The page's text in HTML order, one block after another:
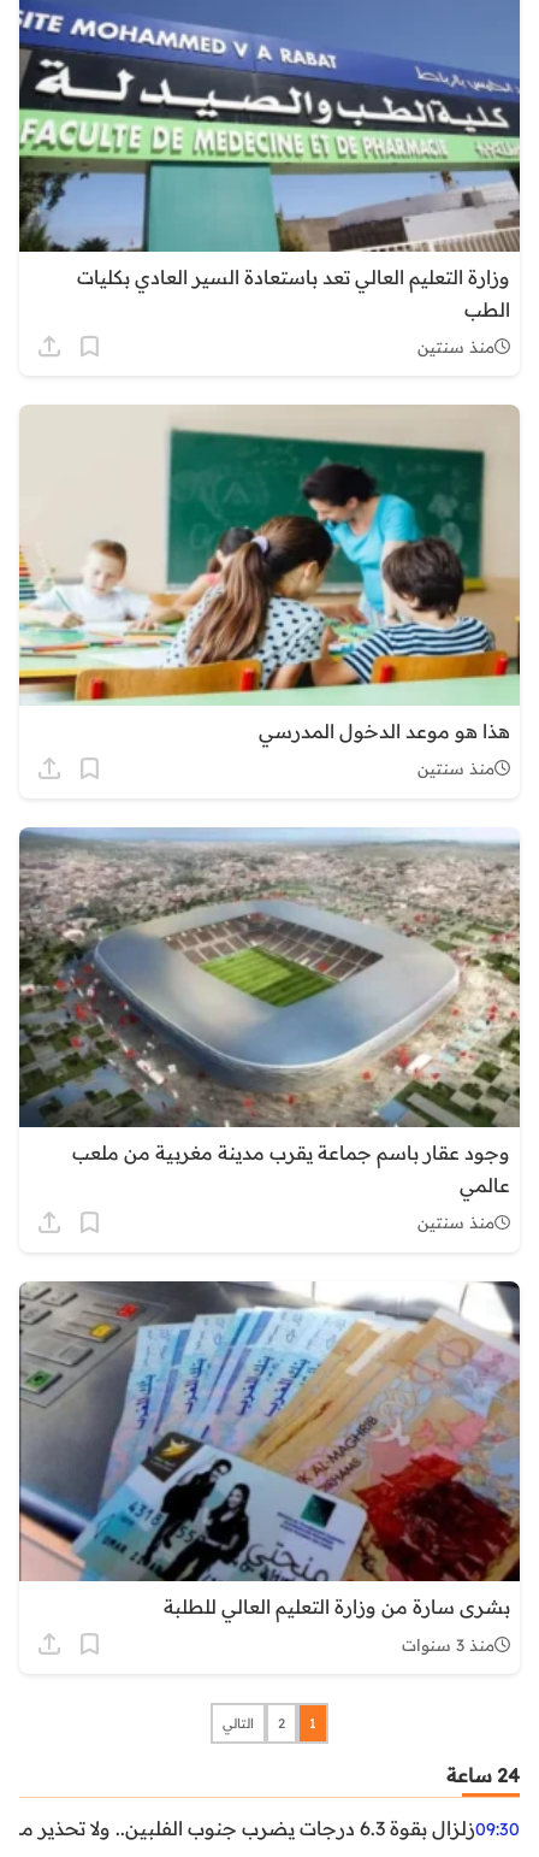
وزارة التعليم العالي تعد باستعادة السير العادي بكليات
الطب
منذ سنتين
هذا هو موعد الدخول المدرسي
منذ سنتين
وجود عقار باسم جماعة يقرب مدينة مغربية من ملعب
عالمي
منذ سنتين
بشرى سارة من وزارة التعليم العالي للطلبة
منذ 3 سنوات
1
2 التالي
24 ساعة
09:30زلزال بقوة 6.3 درجات يضرب جنوب الفلبين.. ولا تحذير من تسونامي حتى الآن